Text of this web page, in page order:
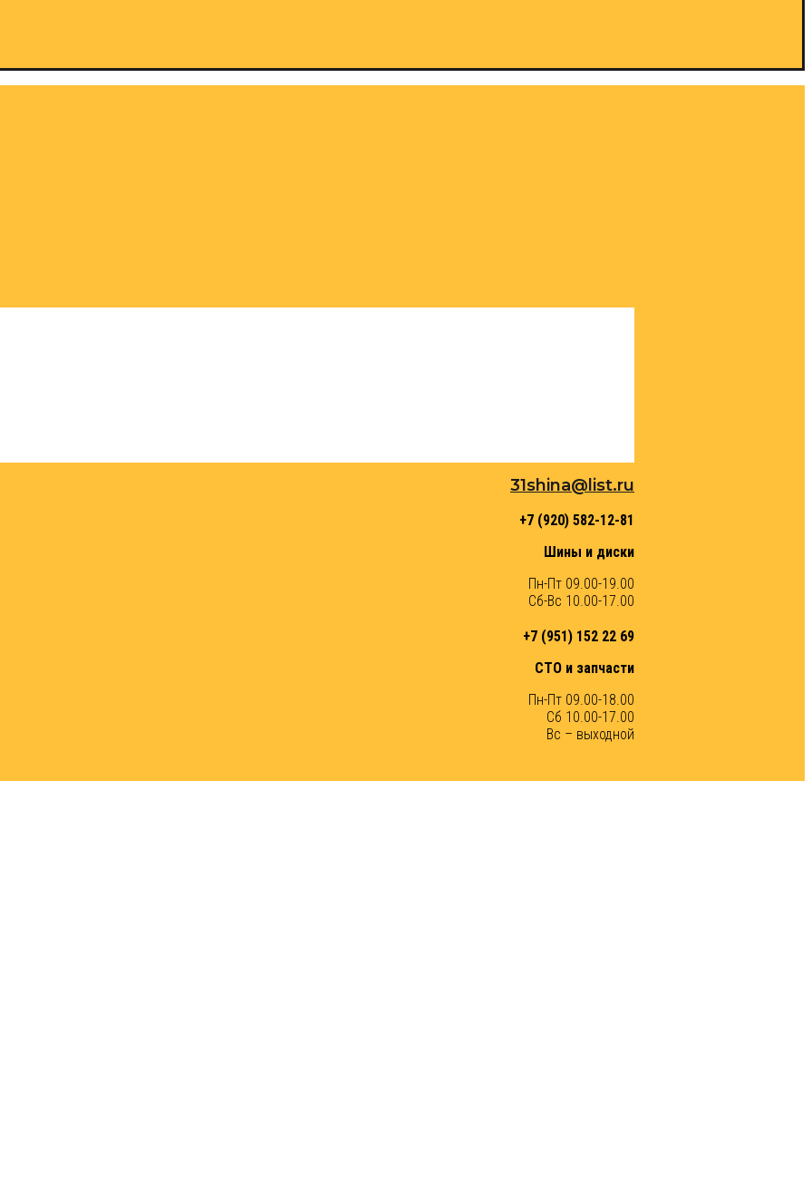
31shina@list.ru
+7 (920) 582-12-81
Шины и диски
Пн-Пт 09.00-19.00
Сб-Вс 10.00-17.00
+7 (951) 152 22 69
СТО и запчасти
Пн-Пт 09.00-18.00
Сб 10.00-17.00
Вс – выходной